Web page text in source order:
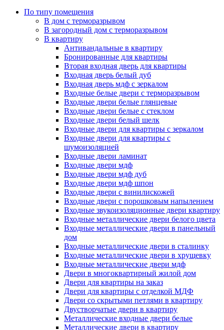
По типу помещения
В дом с терморазрывом
В загородный дом с терморазрывом
В квартиру
Антивандальные в квартиру
Бронированные для квартиры
Вторая входная дверь для квартиры
Входная дверь белый дуб
Входная дверь мдф с зеркалом
Входные белые двери с терморазрывом
Входные двери белые глянцевые
Входные двери белые с стеклом
Входные двери белый шелк
Входные двери для квартиры с зеркалом
Входные двери для квартиры с
шумоизоляцией
Входные двери ламинат
Входные двери мдф
Входные двери мдф дуб
Входные двери мдф шпон
Входные двери с винилискожей
Входные двери с порошковым напылением
Входные звукоизоляционные двери квартиру
Входные металлические двери белого цвета
Входные металлические двери в панельный
дом
Входные металлические двери в сталинку
Входные металлические двери в хрущевку
Входные металлические двери мдф
Двери в многоквартирный жилой дом
Двери для квартиры на заказ
Двери для квартиры с отделкой МДФ
Двери со скрытыми петлями в квартиру
Двустворчатые двери в квартиру
Металлические входные двери белые
Металлические двери в квартиру